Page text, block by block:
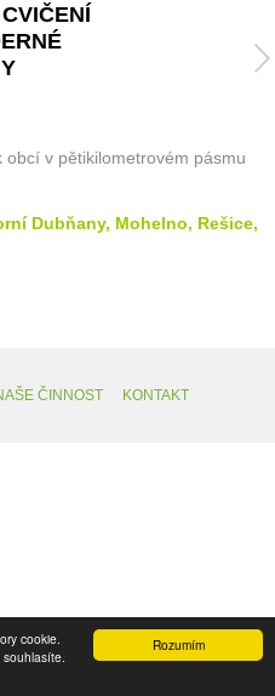
Rozumím
cookie.
obcí v pětikilometrovém pásmu
Dubňany, Mohelno, Rešice,
ČINNOST KONTAKT